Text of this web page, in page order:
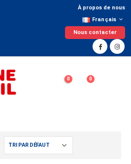
À propos de nous
Français
Nous contacter
0 0